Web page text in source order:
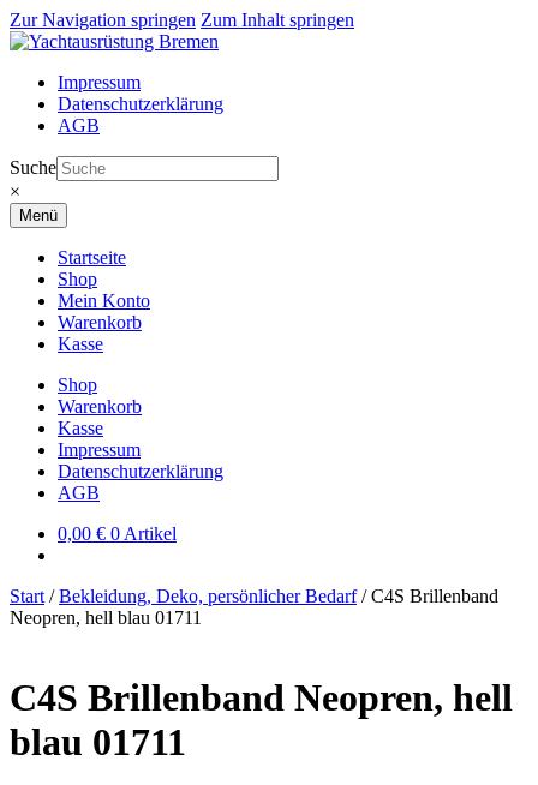
Zur Navigation springen Zum Inhalt springen
Impressum
Datenschutzerklärung
AGB
Suche
×
Menü
Startseite
Shop
Mein Konto
Warenkorb
Kasse
Shop
Warenkorb
Kasse
Impressum
Datenschutzerklärung
AGB
0,00 € 0 Artikel
Start /Bekleidung, Deko, persönlicher Bedarf/C4S Brillenband
Neopren, hell blau 01711
C4S Brillenband Neopren, hell
blau 01711